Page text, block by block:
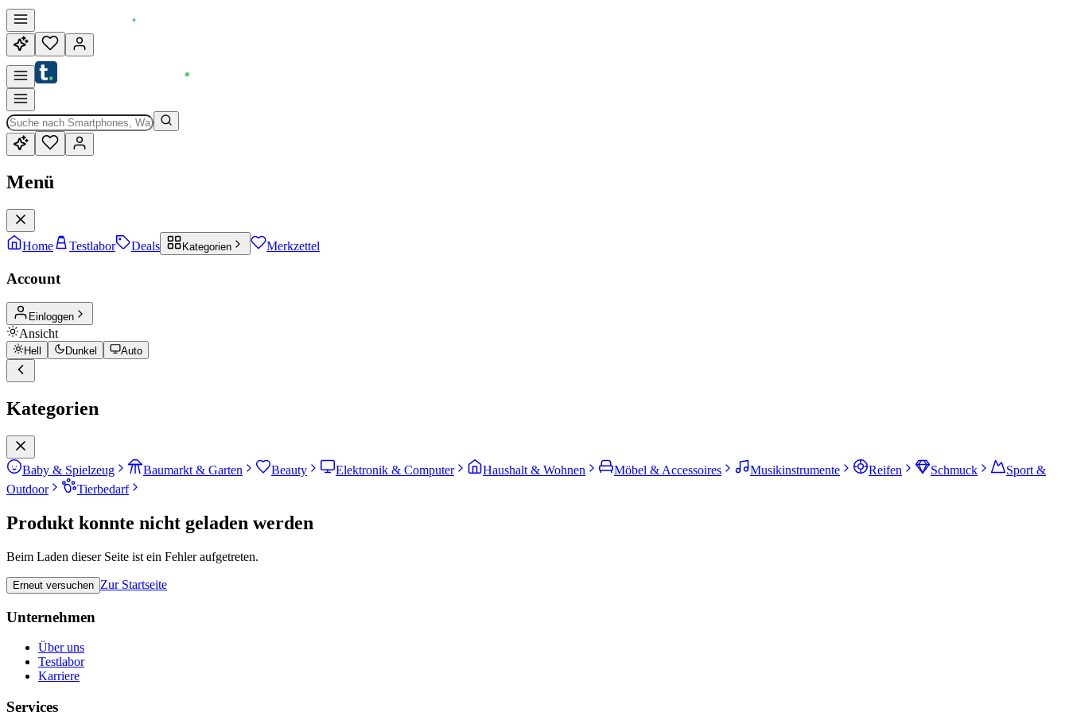
Menü
Home Testlabor Deals Kategorien Merkzettel
Account
Einloggen
Ansicht
Hell Dunkel Auto
Kategorien
Baby & Spielzeug Baumarkt & Garten Beauty Elektronik & Computer Haushalt & Wohnen Möbel & Accessoires Musikinstrumente Reifen Schmuck
Sport &
Outdoor
Tierbedarf
Produkt konnte nicht geladen werden
Beim Laden dieser Seite ist ein Fehler aufgetreten.
Erneut versuchen Zur Startseite
Unternehmen
Über uns
Testlabor
Karriere
Services